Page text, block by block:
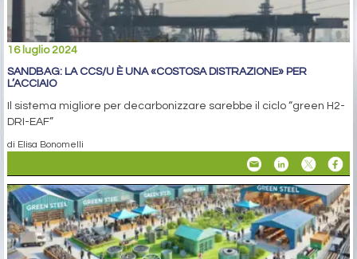
16 luglio 2024
SANDBAG: LA CCS/U È UNA «COSTOSA DISTRAZIONE» PER
L’ACCIAIO
Il sistema migliore per decarbonizzare sarebbe il ciclo “green H2-
DRI-EAF”
di Elisa Bonomelli